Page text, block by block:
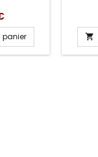
panier 